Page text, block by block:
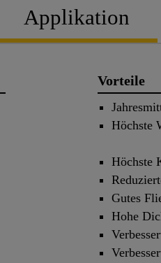
Applikation
Vorteile
Höchste
Höchste
Gutes
Hohe